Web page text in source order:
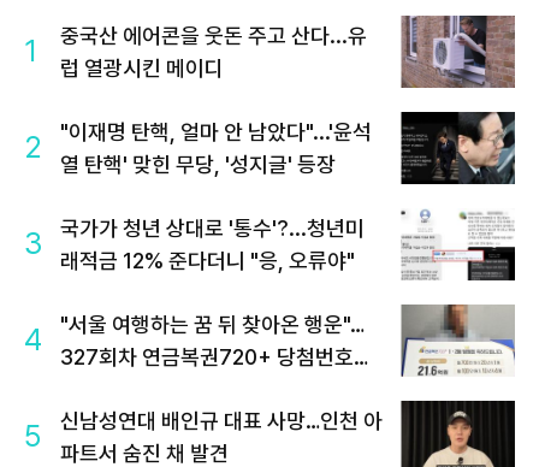
1
중국산 에어콘을 웃돈 주고 산다...유
럽 열광시킨 메이디
2
"이재명 탄핵, 얼마 안 남았다"...'윤석
열 탄핵' 맞힌 무당, '성지글' 등장
3
국가가 청년 상대로 '통수'?...청년미
래적금 12% 준다더니 "응, 오류야"
4
"서울 여행하는 꿈 뒤 찾아온 행운"…
327회차 연금복권720+ 당첨번호조
5
신남성연대 배인규 대표 사망…인천 아
파트서 숨진 채 발견